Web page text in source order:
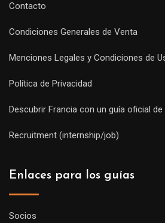
Contacto
Condiciones Generales de Venta
Menciones Legales y Condiciones de
Política de Privacidad
Descubrir Francia con un guía oficial
Recruitment (internship/job)
Enlaces para los guías
Socios